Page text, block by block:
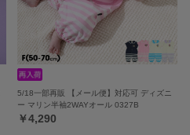
5/18一部再販 【メール便】対応可 ディズニ
ー マリン半袖2WAYオール 0327B
￥4,290